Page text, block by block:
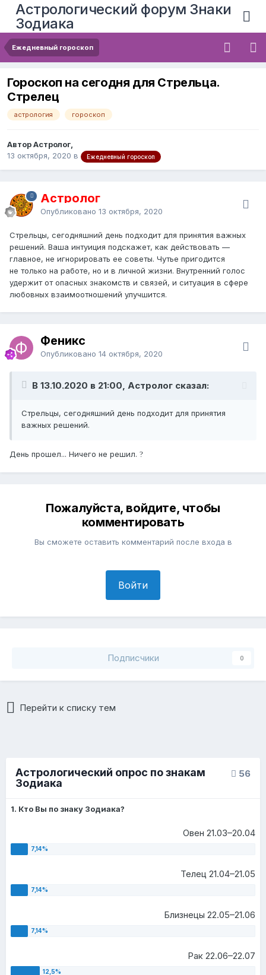
Астрологический форум Знаки
Зодиака
Ежедневный гороскоп
Гороскоп на сегодня для Стрельца.
Стрелец
астрология гороскоп
Автор Астролог,
13 октября, 2020 в Ежедневный гороскоп
Астролог
Опубликовано 13 октября, 2020
Стрельцы, сегодняшний день подходит для принятия важных
решений. Ваша интуиция подскажет, как действовать —
главное, не игнорировать ее советы. Чутье пригодится
не только на работе, но и в личной жизни. Внутренний голос
удержит от опасных знакомств и связей, и ситуация в сфере
любовных взаимоотношений улучшится.
Феникс
Опубликовано 14 октября, 2020
В 13.10.2020 в 21:00, Астролог сказал:
Стрельцы, сегодняшний день подходит для принятия
важных решений.
День прошел... Ничего не решил. ?
Пожалуйста, войдите, чтобы
комментировать
Вы сможете оставить комментарий после входа в
Войти
Подписчики 0
Перейти к списку тем
56
Астрологический опрос по знакам
Зодиака
1. Кто Вы по знаку Зодиака?
Овен 21.03–20.04
Телец 21.04–21.05
Близнецы 22.05–21.06
Рак 22.06–22.07